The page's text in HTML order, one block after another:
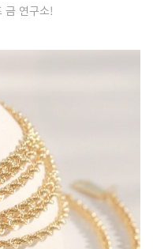
금 연구소!